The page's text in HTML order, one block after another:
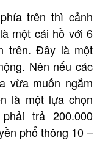
trên thì cảnh
là một cái hồ với 6
trên. Đây là một
Nên nếu các
vừa muốn ngắm
là một lựa chọn
trả 200.000
phổ thông 10 –